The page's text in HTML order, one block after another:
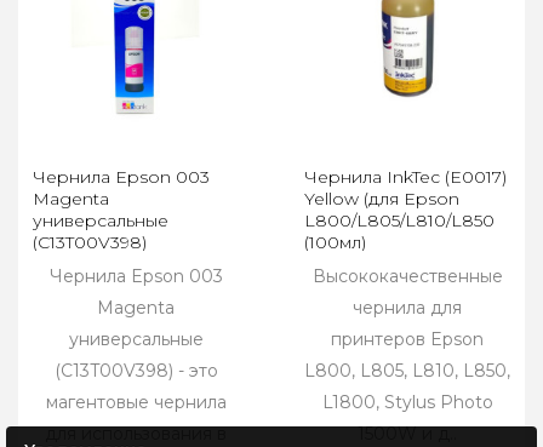
Чернила Epson 003
Magenta
универсальные
(C13T00V398)
Чернила Epson 003
Magenta
универсальные
(C13T00V398) - это
магентовые чернила
для использования в
Чернила InkTec (E0017)
Yellow (для Epson
L800/L805/L810/L850
(100мл)
Высококачественные
чернила для
принтеров Epson
L800, L805, L810, L850,
L1800, Stylus Photo
1500W и д..